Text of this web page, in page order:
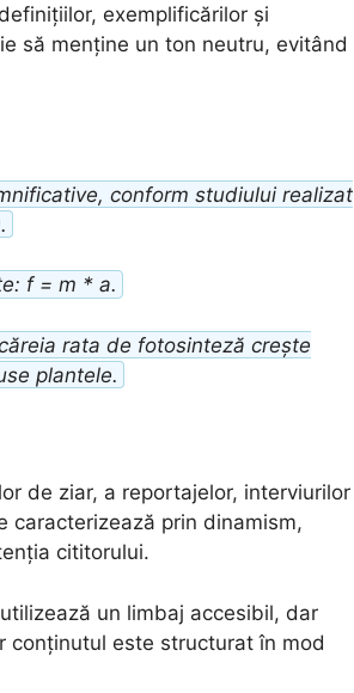
exemplificărilor și
să menține un ton neutru, evitând
conform studiului realizat
f = m * a.
rata de fotosinteză crește
plantele.
de ziar, a reportajelor, interviurilor
caracterizează prin dinamism,
cititorului.
un limbaj accesibil, dar
conținutul este structurat în mod